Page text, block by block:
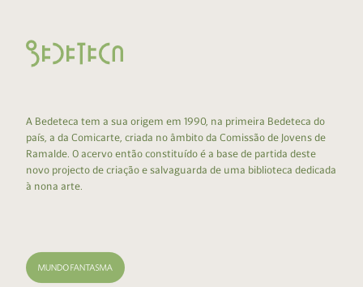
A Bedeteca tem a sua origem em 1990, na primeira Bedeteca do
país, a da Comicarte, criada no âmbito da Comissão de Jovens de
Ramalde. O acervo então constituído é a base de partida deste
novo projecto de criação e salvaguarda de uma biblioteca dedicada
à nona arte.